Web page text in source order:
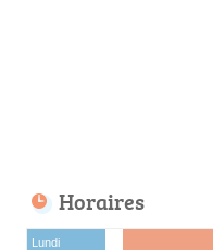
Horaires
Lundi